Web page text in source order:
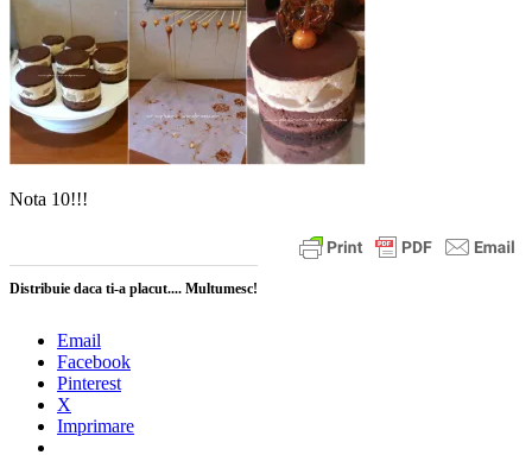
Nota 10!!!
Distribuie daca ti-a placut.... Multumesc!
Email
Facebook
Pinterest
X
Imprimare